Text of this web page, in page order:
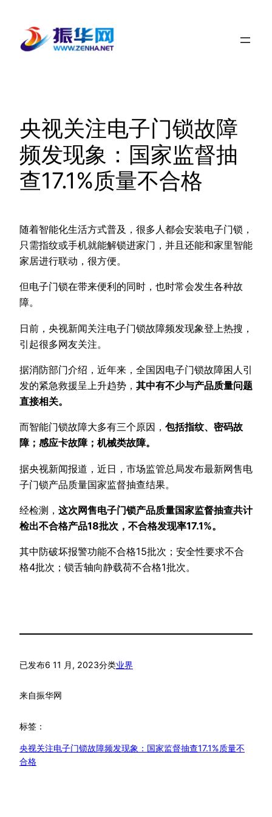
央视关注电子门锁故障
频发现象：国家监督抽
查17.1%质量不合格
随着智能化生活方式普及，很多人都会安装电子门锁，
只需指纹或手机就能解锁进家门，并且还能和家里智能
家居进行联动，很方便。
但电子门锁在带来便利的同时，也时常会发生各种故
障。
日前，央视新闻关注电子门锁故障频发现象登上热搜，
引起很多网友关注。
据消防部门介绍，近年来，全国因电子门锁故障困人引
发的紧急救援呈上升趋势， 其中有不少与产品质量问题
直接相关。
而智能门锁故障大多有三个原因， 包括指纹、密码故
障；感应卡故障；机械类故障。
据央视新闻报道，近日，市场监管总局发布最新网售电
子门锁产品质量国家监督抽查结果。
经检测， 这次网售电子门锁产品质量国家监督抽查共计
检出不合格产品18批次，不合格发现率17.1%。
其中防破坏报警功能不合格15批次；安全性要求不合
格4批次；锁舌轴向静载荷不合格1批次。
已发布6 11 月, 2023分类业界
来自振华网
标签：
央视关注电子门锁故障频发现象：国家监督抽查17.1%质量不
合格